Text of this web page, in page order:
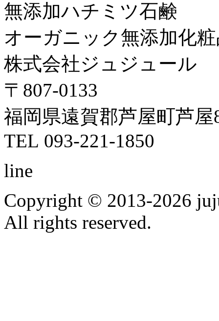
無添加ハチミツ石鹸
オーガニック無添加化
株式会社ジュジュール
〒807-0133
福岡県遠賀郡芦屋町芦屋
TEL 093-221-1850
line
Copyright © 2013-2026
All rights reserved.